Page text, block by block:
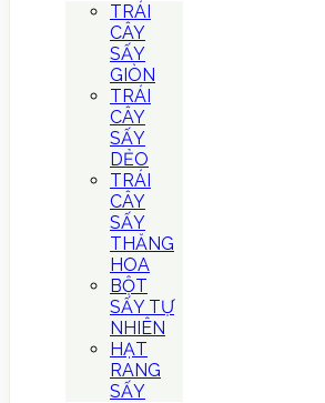
TRÁI
CÂY
SẤY
GIÒN
TRÁI
CÂY
SẤY
DẺO
TRÁI
CÂY
SẤY
THĂNG
HOA
BỘT
SẤY TỰ
NHIÊN
HẠT
RANG
SẤY